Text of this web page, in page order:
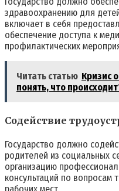
здравоохранению для
включает в себя
обеспечение доступа к
профилактических
Читать статью Кризис
понять, что
Содействие
Государство должно
родителей из социальных
организацию
консультаций по вопросам